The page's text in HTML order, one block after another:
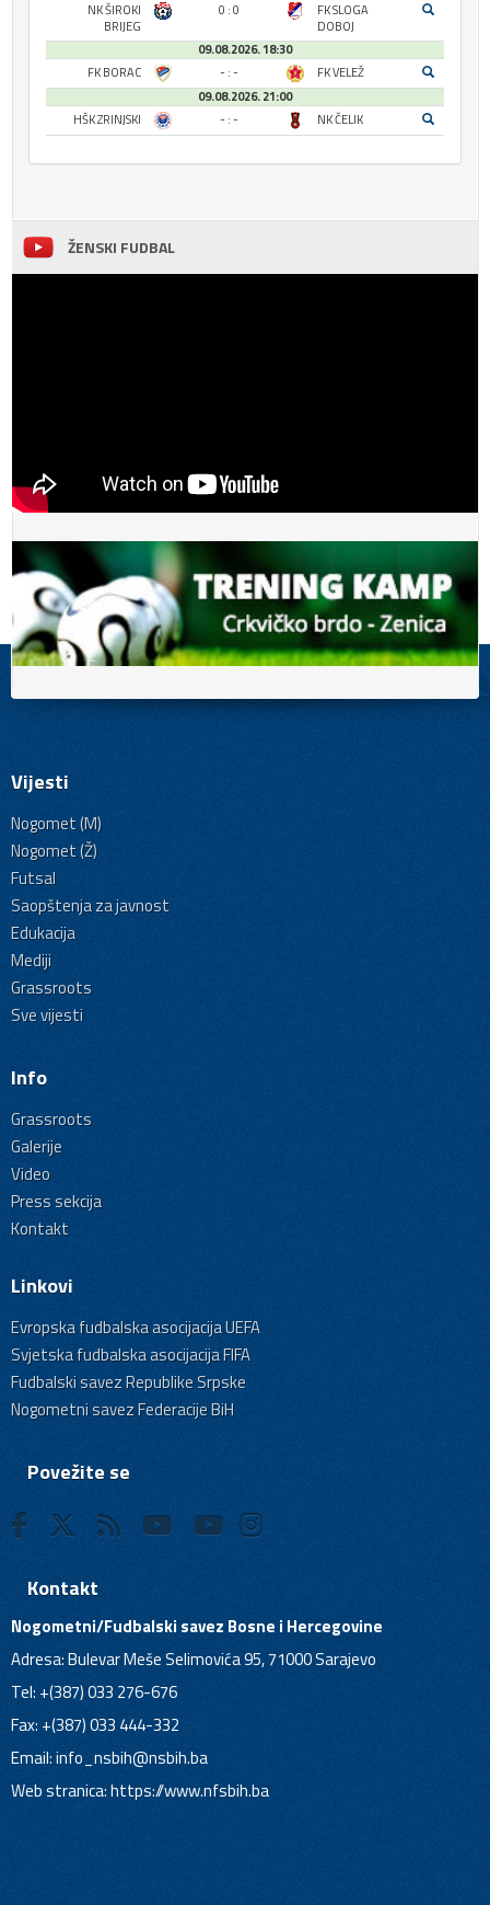
NK ŠIROKI
BRIJEG
0 : 0
FK SLOGA
DOBOJ
09.08.2026. 18:30
FK BORAC
- : -
FK VELEŽ
09.08.2026. 21:00
HŠK ZRINJSKI
- : - NK ČELIK
ŽENSKI FUDBAL
Vijesti
Nogomet (M)
Nogomet (Ž)
Futsal
Saopštenja za javnost
Edukacija
Mediji
Grassroots
Sve vijesti
Info
Grassroots
Galerije
Video
Press sekcija
Kontakt
Linkovi
Evropska fudbalska asocijacija UEFA
Svjetska fudbalska asocijacija FIFA
Fudbalski savez Republike Srpske
Nogometni savez Federacije BiH
Povežite se
Kontakt
Nogometni/Fudbalski savez Bosne i Hercegovine
Adresa: Bulevar Meše Selimovića 95, 71000 Sarajevo
Tel: +(387) 033 276-676
Fax: +(387) 033 444-332
Email:info_nsbih@nsbih.ba
Web stranica: https://www.nfsbih.ba